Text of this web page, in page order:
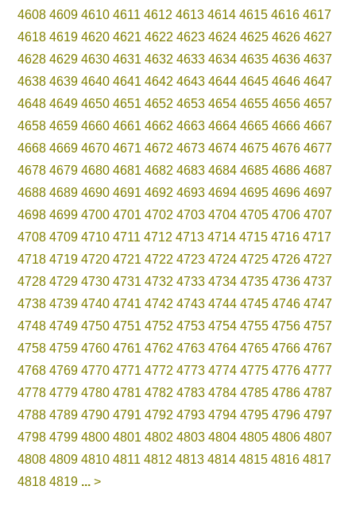
4608 4609 4610 4611 4612 4613 4614 4615 4616 4617
4618 4619 4620 4621 4622 4623 4624 4625 4626 4627
4628 4629 4630 4631 4632 4633 4634 4635 4636 4637
4638 4639 4640 4641 4642 4643 4644 4645 4646 4647
4648 4649 4650 4651 4652 4653 4654 4655 4656 4657
4658 4659 4660 4661 4662 4663 4664 4665 4666 4667
4668 4669 4670 4671 4672 4673 4674 4675 4676 4677
4678 4679 4680 4681 4682 4683 4684 4685 4686 4687
4688 4689 4690 4691 4692 4693 4694 4695 4696 4697
4698 4699 4700 4701 4702 4703 4704 4705 4706 4707
4708 4709 4710 4711 4712 4713 4714 4715 4716 4717
4718 4719 4720 4721 4722 4723 4724 4725 4726 4727
4728 4729 4730 4731 4732 4733 4734 4735 4736 4737
4738 4739 4740 4741 4742 4743 4744 4745 4746 4747
4748 4749 4750 4751 4752 4753 4754 4755 4756 4757
4758 4759 4760 4761 4762 4763 4764 4765 4766 4767
4768 4769 4770 4771 4772 4773 4774 4775 4776 4777
4778 4779 4780 4781 4782 4783 4784 4785 4786 4787
4788 4789 4790 4791 4792 4793 4794 4795 4796 4797
4798 4799 4800 4801 4802 4803 4804 4805 4806 4807
4808 4809 4810 4811 4812 4813 4814 4815 4816 4817
4818 4819 ... >